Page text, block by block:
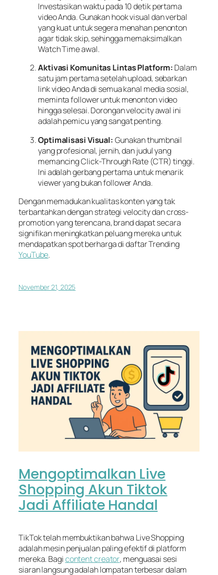
Investasikan waktu pada 10 detik pertama
video Anda. Gunakan hook visual dan verbal
yang kuat untuk segera menahan penonton
agar tidak skip, sehingga memaksimalkan
Watch Time awal.
Aktivasi Komunitas Lintas Platform: Dalam
satu jam pertama setelah upload, sebarkan
link video Anda di semua kanal media sosial,
meminta follower untuk menonton video
hingga selesai. Dorongan velocity awal ini
adalah pemicu yang sangat penting.
Optimalisasi Visual: Gunakan thumbnail
yang profesional, jernih, dan judul yang
memancing Click-Through Rate (CTR) tinggi.
Ini adalah gerbang pertama untuk menarik
viewer yang bukan follower Anda.
Dengan memadukan kualitas konten yang tak
terbantahkan dengan strategi velocity dan cross-
promotion yang terencana, brand dapat secara
signifikan meningkatkan peluang mereka untuk
mendapatkan spot berharga di daftar Trending
YouTube.
November 21, 2025
Mengoptimalkan Live
Shopping Akun Tiktok
Jadi Affiliate Handal
TikTok telah membuktikan bahwa Live Shopping
adalah mesin penjualan paling efektif di platform
mereka. Bagicontent creator, menguasai sesi
siaran langsung adalah lompatan terbesar dalam